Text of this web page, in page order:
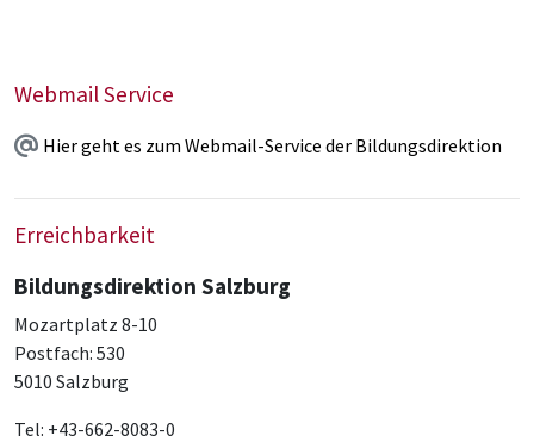
Webmail Service
Hier geht es zum Webmail-Service der Bildungsdirektion
Erreichbarkeit
Bildungsdirektion Salzburg
Mozartplatz 8-10
Postfach: 530
5010 Salzburg
Tel: +43-662-8083-0